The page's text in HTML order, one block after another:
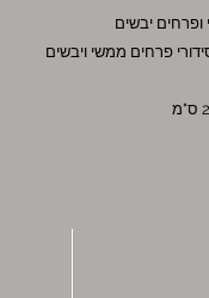
יבשים
פרחים ממשי ויבשים